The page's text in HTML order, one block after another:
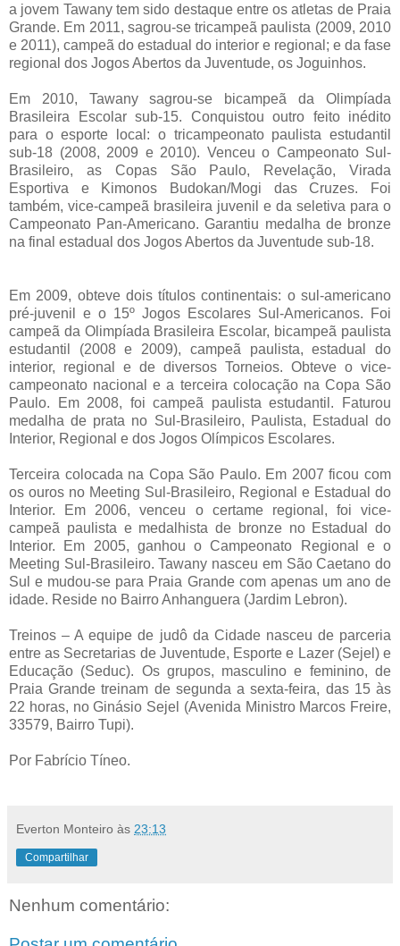
a jovem Tawany tem sido destaque entre os atletas de Praia
Grande. Em 2011, sagrou-se tricampeã paulista (2009, 2010
e 2011), campeã do estadual do interior e regional; e da fase
regional dos Jogos Abertos da Juventude, os Joguinhos.
Em 2010, Tawany sagrou-se bicampeã da Olimpíada
Brasileira Escolar sub-15. Conquistou outro feito inédito
para o esporte local: o tricampeonato paulista estudantil
sub-18 (2008, 2009 e 2010). Venceu o Campeonato Sul-
Brasileiro, as Copas São Paulo, Revelação, Virada
Esportiva e Kimonos Budokan/Mogi das Cruzes. Foi
também, vice-campeã brasileira juvenil e da seletiva para o
Campeonato Pan-Americano. Garantiu medalha de bronze
na final estadual dos Jogos Abertos da Juventude sub-18.
Em 2009, obteve dois títulos continentais: o sul-americano
pré-juvenil e o 15º Jogos Escolares Sul-Americanos. Foi
campeã da Olimpíada Brasileira Escolar, bicampeã paulista
estudantil (2008 e 2009), campeã paulista, estadual do
interior, regional e de diversos Torneios. Obteve o vice-
campeonato nacional e a terceira colocação na Copa São
Paulo. Em 2008, foi campeã paulista estudantil. Faturou
medalha de prata no Sul-Brasileiro, Paulista, Estadual do
Interior, Regional e dos Jogos Olímpicos Escolares.
Terceira colocada na Copa São Paulo. Em 2007 ficou com
os ouros no Meeting Sul-Brasileiro, Regional e Estadual do
Interior. Em 2006, venceu o certame regional, foi vice-
campeã paulista e medalhista de bronze no Estadual do
Interior. Em 2005, ganhou o Campeonato Regional e o
Meeting Sul-Brasileiro. Tawany nasceu em São Caetano do
Sul e mudou-se para Praia Grande com apenas um ano de
idade. Reside no Bairro Anhanguera (Jardim Lebron).
Treinos – A equipe de judô da Cidade nasceu de parceria
entre as Secretarias de Juventude, Esporte e Lazer (Sejel) e
Educação (Seduc). Os grupos, masculino e feminino, de
Praia Grande treinam de segunda a sexta-feira, das 15 às
22 horas, no Ginásio Sejel (Avenida Ministro Marcos Freire,
33579, Bairro Tupi).
Por Fabrício Tíneo.
Everton Monteiro às 23:13
Compartilhar
Nenhum comentário: